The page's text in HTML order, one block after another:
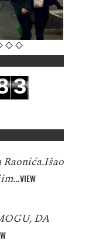
3
Raonića.Išao
VIEW
DA